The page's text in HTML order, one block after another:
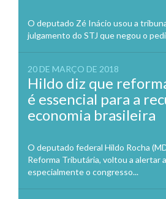
O deputado Zé Inácio usou a
julgamento do STJ que negou o
20 DE MARÇO DE 2018
Hildo diz que
é essencial para a
economia brasileira
O deputado federal Hildo Rocha
Reforma Tributária, voltou a alertar
especialmente o congresso...